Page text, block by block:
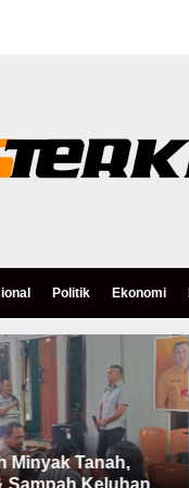
Politik Ekonomi
Minyak Tanah,